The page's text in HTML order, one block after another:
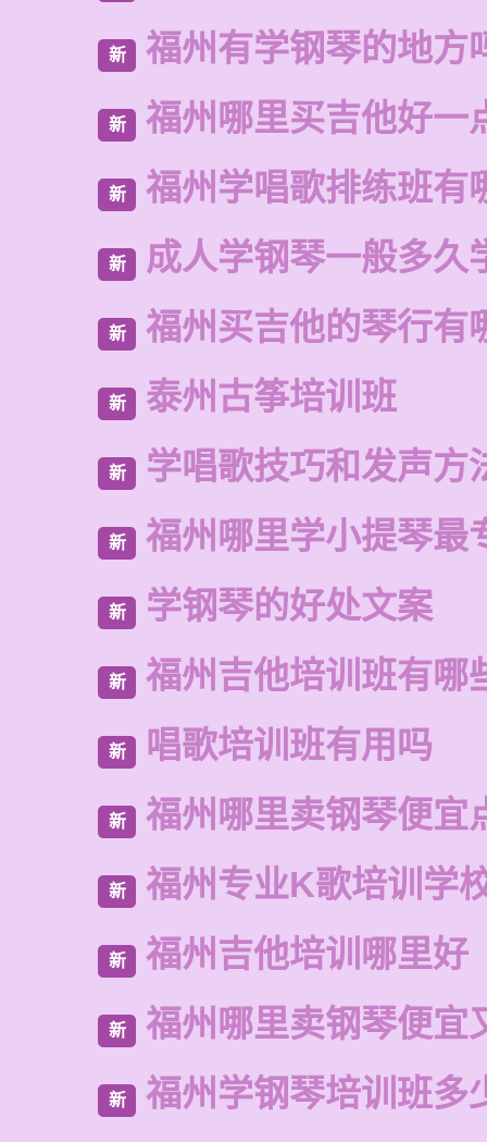
新 福州有学钢琴的地方
新 福州哪里买吉他好一
新 福州学唱歌排练班有
新 成人学钢琴一般多久
新 福州买吉他的琴行有
新 泰州古筝培训班
新 学唱歌技巧和发声方
新 福州哪里学小提琴最
新 学钢琴的好处文案
新 福州吉他培训班有哪
新 唱歌培训班有用吗
新 福州哪里卖钢琴便宜
新 福州专业K歌培训学
新 福州吉他培训哪里好
新 福州哪里卖钢琴便宜
新 福州学钢琴培训班多